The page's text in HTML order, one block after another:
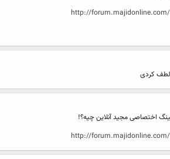
http://
لطف کردی
اختصاصی مجید آنلاین چیه؟!
http://